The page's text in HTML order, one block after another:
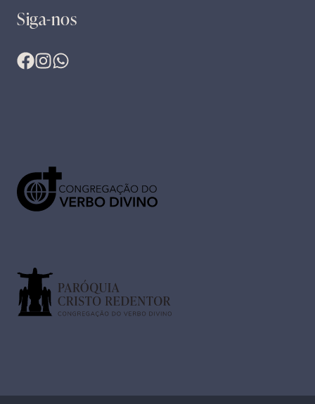
Siga-nos